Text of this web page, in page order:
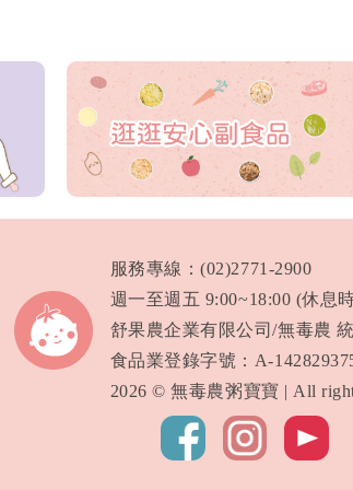
服務專線：(02)2771-2900
週一至週五 9:00~18:00 (休息
舒果農企業有限公司/無毒農
食品業登錄字號：A-
2026 © 無毒農粥寶寶 | All